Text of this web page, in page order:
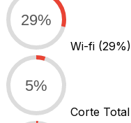
29%
Wi-fi (29%)
5%
Corte Total